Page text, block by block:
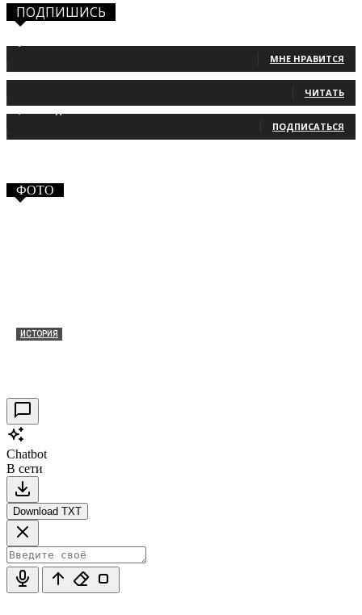
ПОДПИШИСЬ
МНЕ НРАВИТСЯ
ЧИТАТЬ
ПОДПИСАТЬСЯ
ФОТО
ИСТОРИЯ
Chatbot
В сети
Download TXT